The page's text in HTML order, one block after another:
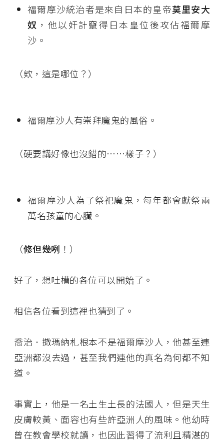
福爾摩沙統治者是來自日本的皇帝莫里安大
奴 ，他以奸計竄得日本皇位後攻佔福爾摩
沙。
（欸，這是哪位？）
福爾摩沙人有崇拜魔鬼的風俗。
（硬要講好像也沒錯的……樣子？）
福爾摩沙人為了祭祀魔鬼，每年都會獻祭兩
萬名孩童的心臟。
（修但幾咧 ！）
好了，想吐槽的各位可以開始了。
相信各位看到這裡也猜到了。
喬治．撒瑪納札根本不是福爾摩沙人，他甚至連
亞洲都沒去過，甚至我們連他的真名為何都不知
道。
事實上，他是一名土生土長的法國人，但是天生
皮膚較黃、面容也有些許亞洲人的風味。他幼時
曾在教會學校就讀，也因此習得了流利且精湛的